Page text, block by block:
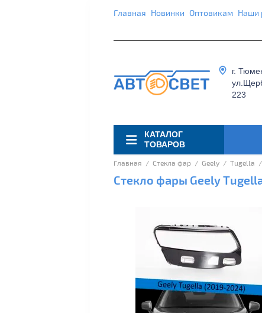
Главная Новинки Оптовикам Наши
г.
223
КАТАЛОГ
ТОВАРОВ
Главная
  /
Стекла фар
  /
Geely
  /
Tugella
  /
Стекло фары Geely